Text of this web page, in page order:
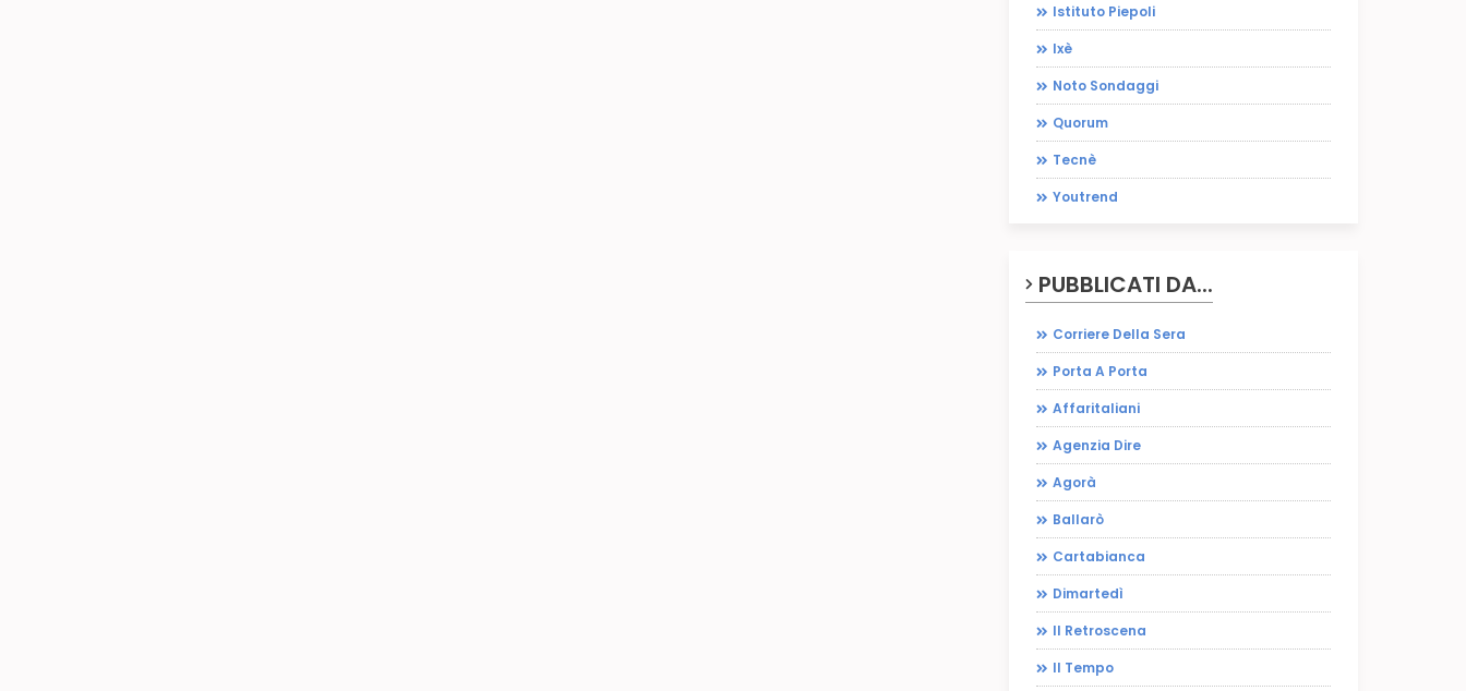
Istituto Piepoli
Ixè
Noto Sondaggi
Quorum
Tecnè
Youtrend
PUBBLICATI DA...
Corriere Della Sera
Porta A Porta
Affaritaliani
Agenzia Dire
Agorà
Ballarò
Cartabianca
Dimartedì
Il Retroscena
Il Tempo